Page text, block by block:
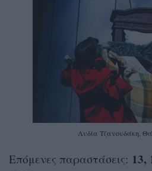
Λυδία Τζανουδάκη,
Επόμενες παραστάσεις: 13,